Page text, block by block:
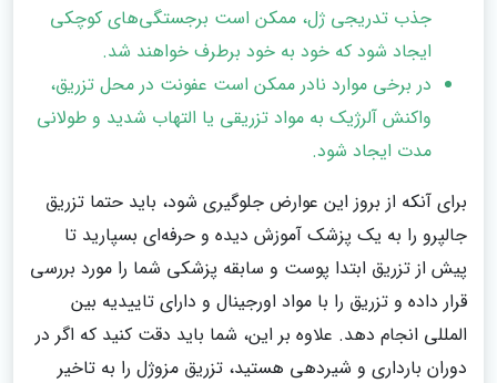
جذب تدریجی ژل، ممکن است برجستگی‌های کوچکی
ایجاد شود که خود به خود برطرف خواهند شد.
در برخی موارد نادر ممکن است عفونت در محل تزریق،
واکنش آلرژیک به مواد تزریقی یا التهاب شدید و طولانی
مدت ایجاد شود.
برای آنکه از بروز این عوارض جلوگیری شود، باید حتما تزریق
جالپرو را به یک پزشک آموزش دیده و حرفه‌ای بسپارید تا
پیش از تزریق ابتدا پوست و سابقه پزشکی شما را مورد بررسی
قرار داده و تزریق را با مواد اورجینال و دارای تاییدیه بین
المللی انجام دهد. علاوه بر این، شما باید دقت کنید که اگر در
دوران بارداری و شیردهی هستید، تزریق مزوژل را به تاخیر